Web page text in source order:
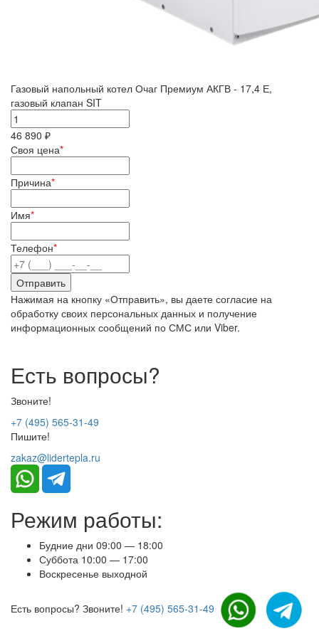
Газовый напольный котел Очаг Премиум АКГВ - 17,4 Е,
газовый клапан SIT
46 890 ₽
Своя цена*
Причина*
Имя*
Телефон*
Нажимая на кнопку «Отправить», вы даете согласие на
обработку своих персональных данных и получение
информационных сообщений по СМС или Viber.
Есть вопросы?
Звоните!
+7 (495) 565-31-49
Пишите!
zakaz@lidertepla.ru
Режим работы:
Будние дни 09:00 — 18:00
Суббота 10:00 — 17:00
Воскресенье выходной
Есть вопросы? Звоните! +7 (495) 565-31-49